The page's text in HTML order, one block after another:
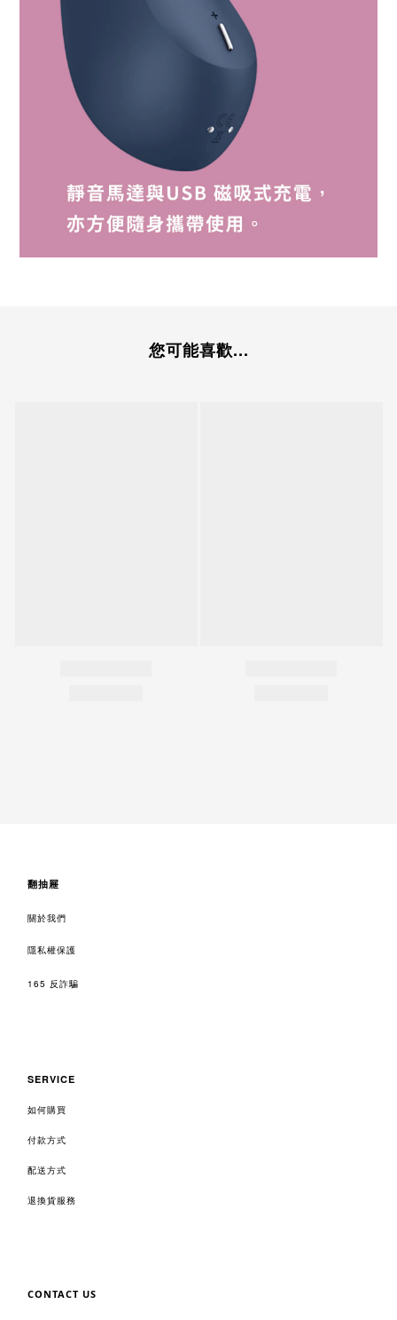
您可能喜歡...
翻抽屜
關於我們
隱私權保護
165 反詐騙
SERVICE
如何購買
付款方式
配送方式
退換貨服務
CONTACT US